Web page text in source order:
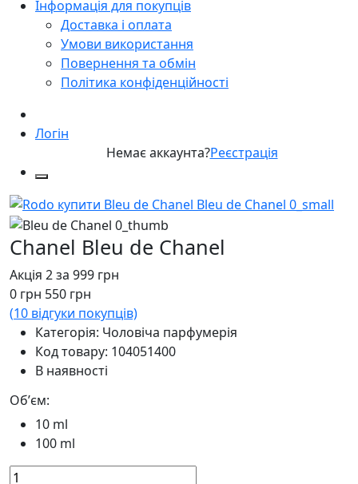
Інформація для покупців
Доставка і оплата
Умови використання
Повернення та обмін
Політика конфіденційності
Логін
Немає аккаунта?Реєстрація
Chanel Bleu de Chanel
Акція 2 за 999 грн
0 грн 550 грн
(10 відгуки покупців)
Категорія: Чоловіча парфумерія
Код товару: 104051400
В наявності
Обʼєм:
10 ml
100 ml